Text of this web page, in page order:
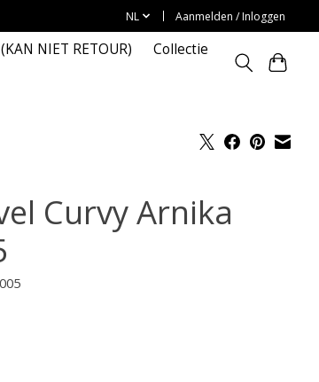
NL Aanmelden / Inloggen
NIET RETOUR)
Collectie
Curvy Arnika